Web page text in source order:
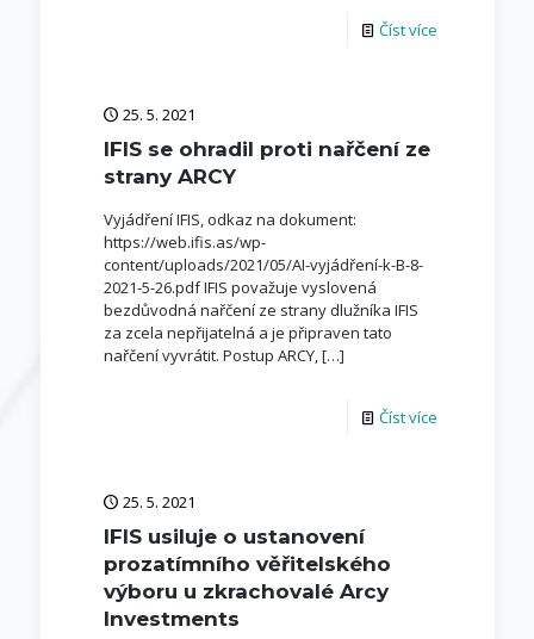
Číst více
25. 5. 2021
IFIS se ohradil proti nařčení ze
strany ARCY
Vyjádření IFIS, odkaz na dokument:
https://web.ifis.as/wp-
content/uploads/2021/05/AI-vyjádření-k-B-8-
2021-5-26.pdf IFIS považuje vyslovená
bezdůvodná nařčení ze strany dlužníka IFIS
za zcela nepřijatelná a je připraven tato
nařčení vyvrátit. Postup ARCY,[…]
Číst více
25. 5. 2021
IFIS usiluje o ustanovení
prozatímního věřitelského
výboru u zkrachovalé Arcy
Investments